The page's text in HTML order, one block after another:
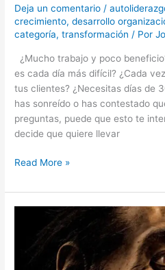
Deja un comentario /
crecimiento,desarrollo
categoría,transformación / Por
¿Mucho trabajo y poco
es cada día más difícil? ¿Cada
tus clientes? ¿Necesitas días de
has sonreído o has contestado
preguntas, puede que esto te
decide que quiere llevar
Resultados
de
Organización
Read More »
«hispano»